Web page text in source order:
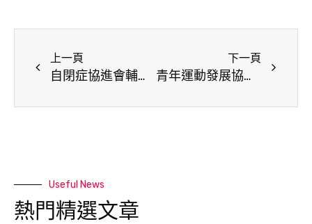
上一頁
自閉症協進會輔導就學就養 小作手讓身障者發揮社會價值
下一頁
​青年運動發展協會辦理多元活動，振興全民體育風氣
Useful News
熱門精選文章